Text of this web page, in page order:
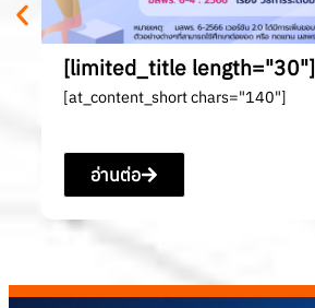
[limited_title length="30"]
[at_content_short chars="140"]
อ่านต่อ